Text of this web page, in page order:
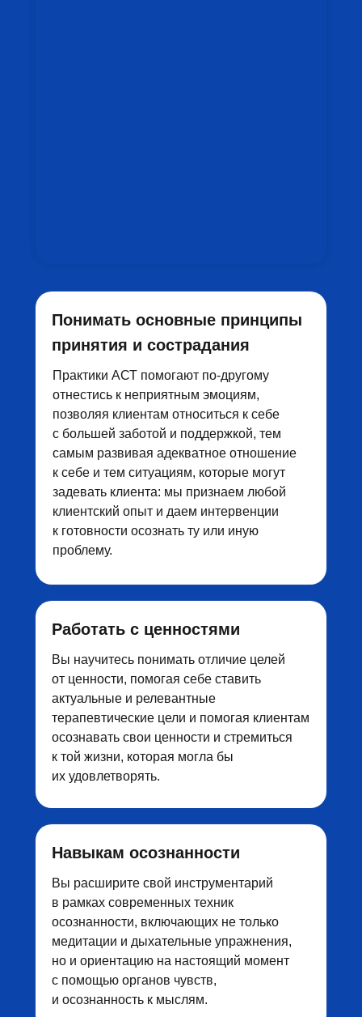
Вы научитесь понимать отличие целей
от ценности, помогая себе ставить
актуальные и релевантные
терапевтические цели и помогая клиентам
осознавать свои ценности и стремиться
к той жизни, которая могла бы
их удовлетворять.
Работать с ценностями
Понимать основные принципы
принятия и сострадания
Практики АСТ помогают по-другому
отнестись к неприятным эмоциям,
позволяя клиентам относиться к себе
с большей заботой и поддержкой, тем
самым развивая адекватное отношение
к себе и тем ситуациям, которые могут
задевать клиента: мы признаем любой
клиентский опыт и даем интервенции
к готовности осознать ту или иную
проблему.
Навыкам осознанности
Вы расширите свой инструментарий
в рамках современных техник
осознанности, включающих не только
медитации и дыхательные упражнения,
но и ориентацию на настоящий момент
с помощью органов чувств,
и осознанность к мыслям.